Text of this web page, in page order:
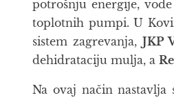
potrošnju energije,
toplotnih pumpi. U
sistem zagrevanja, JKP
dehidrataciju mulja, a
Na ovaj način